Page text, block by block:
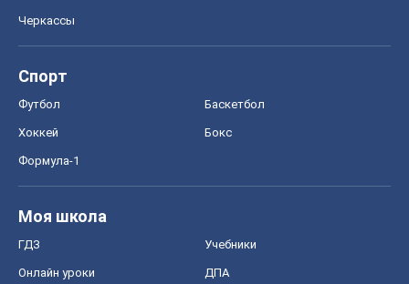
Черкассы
Спорт
Футбол Баскетбол
Хоккей Бокс
Формула-1
Моя школа
ГДЗ Учебники
Онлайн уроки ДПА